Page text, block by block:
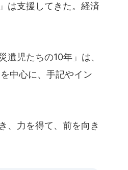
は支援してきた。経済
児たちの10年」は、
中心に、手記やイン
、力を得て、前を向き